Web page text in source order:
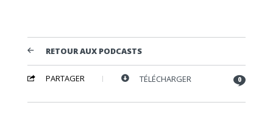
RETOUR AUX PODCASTS
PARTAGER TÉLÉCHARGER 0